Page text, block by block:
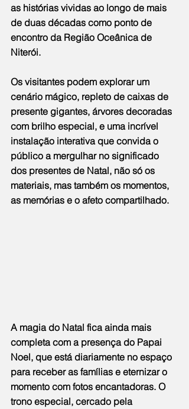
as histórias vividas ao longo de mais
de duas décadas como ponto de
encontro da Região Oceânica de
Niterói.
Os visitantes podem explorar um
cenário mágico, repleto de caixas de
presente gigantes, árvores decoradas
com brilho especial, e uma incrível
instalação interativa que convida o
público a mergulhar no significado
dos presentes de Natal, não só os
materiais, mas também os momentos,
as memórias e o afeto compartilhado.
A magia do Natal fica ainda mais
completa com a presença do Papai
Noel, que está diariamente no espaço
para receber as famílias e eternizar o
momento com fotos encantadoras. O
trono especial, cercado pela